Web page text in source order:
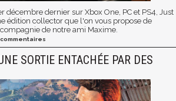
décembre dernier sur Xbox One, PC et PS4, Just
édition collector que l'on vous propose de
de notre ami Maxime.
commentaires
SORTIE ENTACHÉE PAR DES